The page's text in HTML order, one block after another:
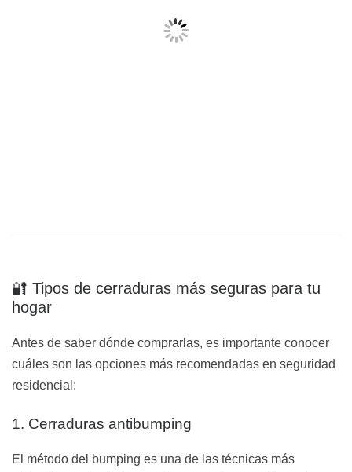
🔐 Tipos de cerraduras más seguras para tu
hogar
Antes de saber dónde comprarlas, es importante conocer
cuáles son las opciones más recomendadas en seguridad
residencial:
1. Cerraduras antibumping
El método del bumping es una de las técnicas más